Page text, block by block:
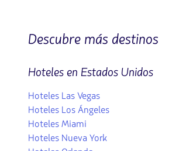
Descubre más destinos
Hoteles en Estados Unidos
Hoteles Las Vegas
Hoteles Los Ángeles
Hoteles Miami
Hoteles Nueva York